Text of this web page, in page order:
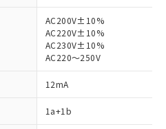
AC200V±10%
AC220V±10%
AC230V±10%
AC220～250V
12mA
1a+1b